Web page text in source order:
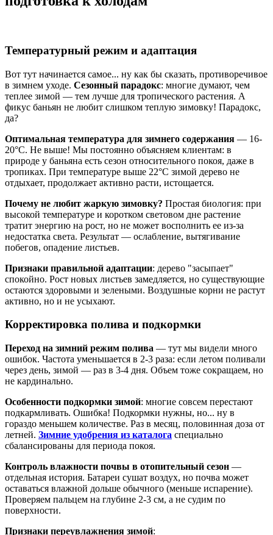
Температурный режим и адаптация
Вот тут начинается самое... ну как бы сказать, противоречивое
в зимнем уходе. Сезонный парадокс: многие думают, чем
теплее зимой — тем лучше для тропического растения. А
фикус баньян не любит слишком теплую зимовку! Парадокс,
да?
Оптимальная температура для зимнего содержания — 16-
20°C. Не выше! Мы постоянно объясняем клиентам: в
природе у баньяна есть сезон относительного покоя, даже в
тропиках. При температуре выше 22°C зимой дерево не
отдыхает, продолжает активно расти, истощается.
Почему не любит жаркую зимовку? Простая биология: при
высокой температуре и коротком световом дне растение
тратит энергию на рост, но не может восполнить ее из-за
недостатка света. Результат — ослабление, вытягивание
побегов, опадение листьев.
Признаки правильной адаптации: дерево "засыпает"
спокойно. Рост новых листьев замедляется, но существующие
остаются здоровыми и зелеными. Воздушные корни не растут
активно, но и не усыхают.
Корректировка полива и подкормки
Переход на зимний режим полива — тут мы видели много
ошибок. Частота уменьшается в 2-3 раза: если летом поливали
через день, зимой — раз в 3-4 дня. Объем тоже сокращаем, но
не кардинально.
Особенности подкормки зимой: многие совсем перестают
подкармливать. Ошибка! Подкормки нужны, но... ну в
гораздо меньшем количестве. Раз в месяц, половинная доза от
летней. Зимние удобрения из каталога специально
сбалансированы для периода покоя.
Контроль влажности почвы в отопительный сезон —
отдельная история. Батареи сушат воздух, но почва может
оставаться влажной дольше обычного (меньше испарение).
Проверяем пальцем на глубине 2-3 см, а не судим по
поверхности.
Признаки переувлажнения зимой: